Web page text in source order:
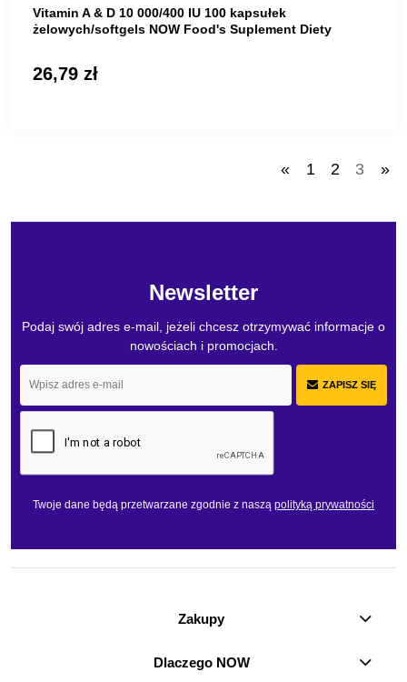
Vitamin A & D 10 000/400 IU 100 kapsułek
żelowych/softgels NOW Food's Suplement Diety
26,79 zł
« 1 2 3 »
Newsletter
Podaj swój adres e-mail, jeżeli chcesz otrzymywać informacje o
nowościach i promocjach.
ZAPISZ SIĘ
Twoje dane będą przetwarzane zgodnie z naszą polityką prywatności
Zakupy
Dlaczego NOW